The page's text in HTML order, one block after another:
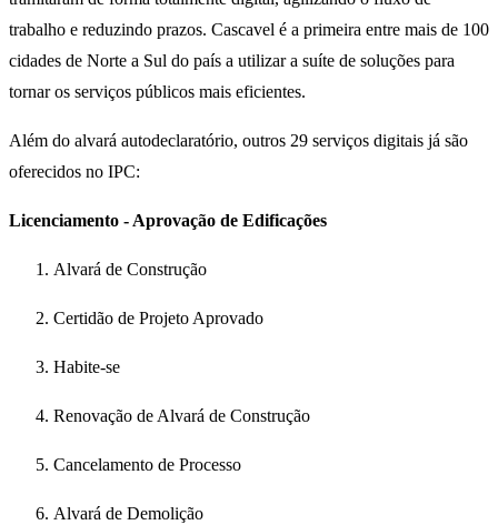
trabalho e reduzindo prazos. Cascavel é a primeira entre mais de 100
cidades de Norte a Sul do país a utilizar a suíte de soluções para
tornar os serviços públicos mais eficientes.
Além do alvará autodeclaratório, outros 29 serviços digitais já são
oferecidos no IPC:
Licenciamento - Aprovação de Edificações
Alvará de Construção
Certidão de Projeto Aprovado
Habite-se
Renovação de Alvará de Construção
Cancelamento de Processo
Alvará de Demolição